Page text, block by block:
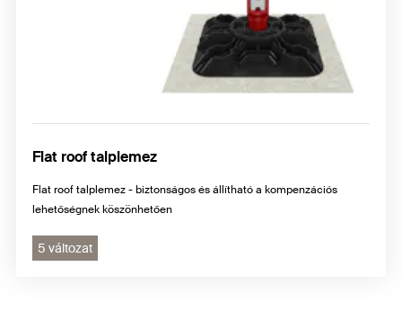
Flat roof talplemez
Flat roof talplemez - biztonságos és állítható a kompenzációs
lehetőségnek köszönhetően
5 változat